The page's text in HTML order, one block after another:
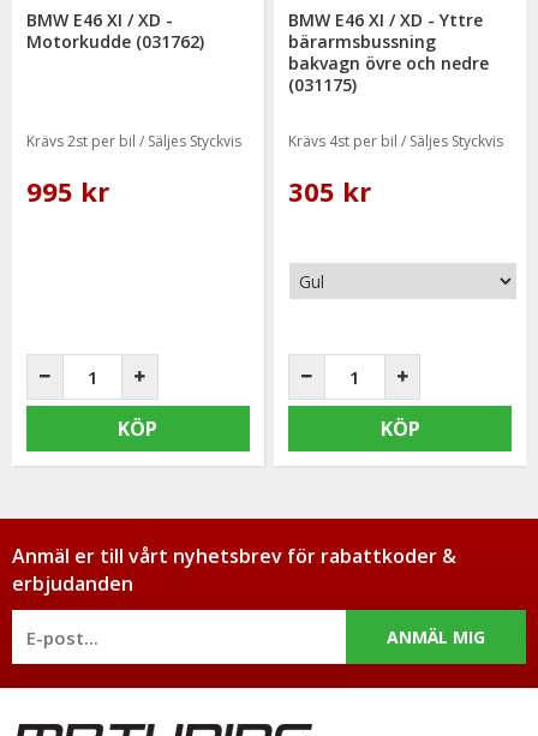
BMW E46 XI / XD -
Motorkudde (031762)
Krävs 2st per bil / Säljes Styckvis
995 kr
KÖP
BMW E46 XI / XD - Yttre
bärarmsbussning
bakvagn övre och nedre
(031175)
Krävs 4st per bil / Säljes Styckvis
305 kr
KÖP
Anmäl er till vårt nyhetsbrev för rabattkoder &
erbjudanden
ANMÄL MIG